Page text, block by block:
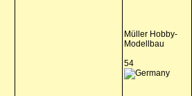
Müller Hobby-
Modellbau
54